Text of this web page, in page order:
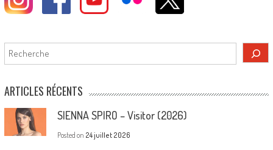
Rechercher
ARTICLES RÉCENTS
SIENNA SPIRO – Visitor (2026)
Posted on 24 juillet 2026